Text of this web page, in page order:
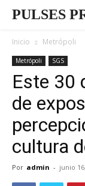
PULSES
Inicio Metrópoli
Metrópoli SGS
Este 30
de
cultura
Por admin - junio